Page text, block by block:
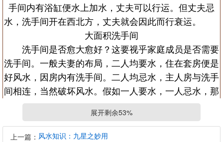
手间内有浴缸便水上加水，丈夫可以行运。但丈夫忌
水，洗手间开在西北方，丈夫就会因此而行衰运。
大面积洗手间
洗手间是否愈大愈好？这要视乎家庭成员是否需要
洗手间。一般夫妻的布局，二人均要水，住在套房便是
好风水，因房内有洗手间。二人均忌水，主人房与洗手
间相连，当然破坏风水。假如一人要水，一人忌水，那
又如何？要视乎九宫八卦的方位而定。若洗手间位于要
水一方之方位，洗手间愈大愈好。反之，若洗手间位于
忌水一方之方位，洗手间要尽量小一点。大家要客观地
展开剩余53%
上一篇： 风水知识：九星之妙用